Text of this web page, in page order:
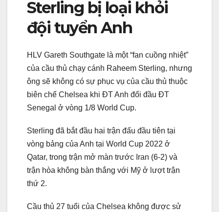
Sterling bị loại khỏi
đội tuyển Anh
HLV Gareth Southgate là một “fan cuồng nhiệt”
của cầu thủ chạy cánh Raheem Sterling, nhưng
ông sẽ không có sự phục vụ của cầu thủ thuộc
biên chế Chelsea khi ĐT Anh đối đầu ĐT
Senegal ở vòng 1/8 World Cup.
Sterling đã bắt đầu hai trận đấu đầu tiên tại
vòng bảng của Anh tại World Cup 2022 ở
Qatar, trong trận mở màn trước Iran (6-2) và
trận hòa không bàn thắng với Mỹ ở lượt trận
thứ 2.
Cầu thủ 27 tuổi của Chelsea không được sử